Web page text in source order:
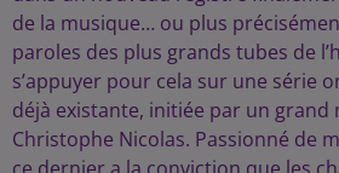
de la musique… ou plus
paroles des plus grands tubes de
s’appuyer pour cela sur une série
déjà existante, initiée par un grand
Christophe Nicolas. Passionné de